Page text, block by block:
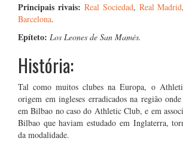
Principais rivais: Real Sociedad, Real Madrid
Barcelona.
Epíteto: Los Leones de San Mamés.
História:
Tal como muitos clubes na Europa, o
origem em ingleses erradicados na região
em Bilbao no caso do Athletic Club, e em
Bilbao que haviam estudado em Inglaterra,
da modalidade.